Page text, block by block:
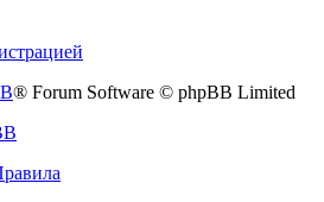
® Forum Software © phpBB Limited